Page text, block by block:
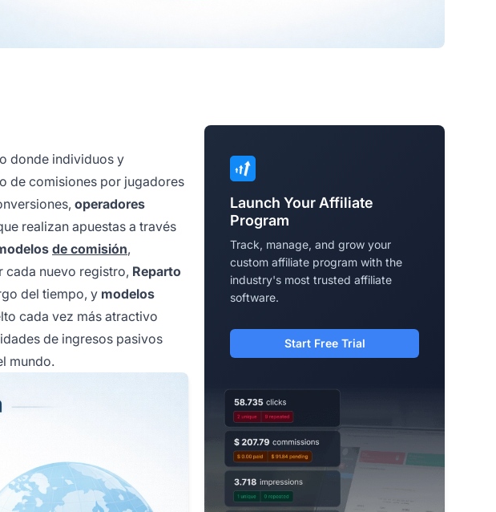
donde individuos y
de comisiones por jugadores
operadores
realizan apuestas a través
de comisión,
cada nuevo registro, Reparto
del tiempo, y modelos
cada vez más atractivo
de ingresos pasivos
mundo.
Launch Your Affiliate
Program
Track, manage, and grow your
custom affiliate program with the
industry's most trusted affiliate
software.
Start Free Trial